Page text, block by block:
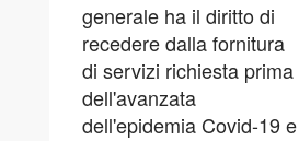
generale ha il diritto di
recedere dalla fornitura
di servizi richiesta prima
dell'avanzata
dell'epidemia Covid-19 e